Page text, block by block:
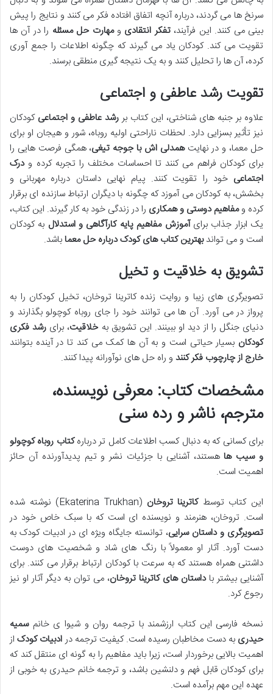
سرنخ ها می گردند، درباره آنچه اتفاق افتاده فکر می کنند و نتایج را پیش
بینی می کنند. این فرآیند،تفکر انتقادی ومهارت حل مسئله را در آن ها
تقویت می کند. کودکان یاد می گیرند که چگونه اطلاعات را جمع آوری
کرده، آن ها را تحلیل کنند و به یک نتیجه گیری منطقی برسند.
تقویت رشد عاطفی و اجتماعی
علاوه بر جنبه های شناختی، این کتاب بررشد عاطفی و اجتماعی کودکان
نیز تأثیر بسزایی دارد. لحظات ناراحتی اولیه روباه، شور و هیجان او برای
حل معما، و در نهایتهمدلی اش با جوجه تیغی، همگی فرصت هایی را
برای کودکان فراهم می کنند تا احساسات مختلف را تجربه کرده ودرک
اجتماعی خود را تقویت کنند. پیام نهایی داستان درباره مهربانی و
بخشش، به کودکان می آموزد که چگونه با دیگران ارتباط سازنده ای برقرار
کرده ومفاهیم دوستی و همکاری را در زندگی خود به کار گیرند. این کتاب،
یک ابزار جذاب برایآموزش مفاهیم پایه کارآگاهی و استدلال به کودکان
است و می تواندبهترین کتاب های کودک درباره حل معماباشد.
تشویق به خلاقیت و تخیل
تصویرگری های زیبا و روایت زنده کاترینا تروخان، تخیل کودکان را به
پرواز در می آورد. آن ها می توانند خود را جای روباه کوچولو بگذارند و
دنیای جنگل را از دید او ببینند. این تشویق بهخلاقیت، برای رشد فکری
کودکان بسیار حیاتی است و به آن ها کمک می کند تا در آینده بتوانند
خارج از چارچوب فکر کنند و راه حل های نوآورانه پیدا کنند.
مشخصات کتاب: معرفی نویسنده،
مترجم، ناشر و رده سنی
برای کسانی که به دنبال کسب اطلاعات کامل تر دربارهکتاب روباه کوچولو
و سیب هاهستند، آشنایی با جزئیات نشر و تیم پدیدآورنده آن حائز
اهمیت است.
این کتاب توسطکاترینا تروخان
(Ekaterina Trukhan) نوشته شده
است. تروخان، هنرمند و نویسنده ای است که با سبک خاص خود در
تصویرگری و داستان سرایی، توانسته جایگاه ویژه ای در ادبیات کودک به
دست آورد. آثار او معمولاً با رنگ های شاد و شخصیت های دوست
داشتنی همراه هستند که به سرعت با کودکان ارتباط برقرار می کنند. برای
آشنایی بیشتر باداستان های کاترینا تروخان، می توان به دیگر آثار او نیز
رجوع کرد.
نسخه فارسی این کتاب ارزشمند با ترجمه روان و شیوا ی خانمسمیه
حیدری به دست مخاطبان رسیده است. کیفیت ترجمه درادبیات کودکاز
اهمیت بالایی برخوردار است، زیرا باید مفاهیم را به گونه ای منتقل کند که
برای کودکان قابل فهم و دلنشین باشد، و ترجمه خانم حیدری به خوبی از
عهده این مهم برآمده است.